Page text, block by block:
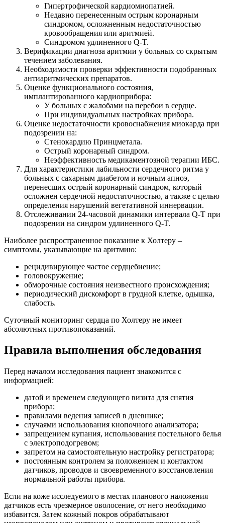
Гипертрофической кардиомиопатией.
Недавно перенесенным острым коронарным
синдромом, осложненным недостаточностью
кровообращения или аритмией.
Синдромом удлиненного Q-T.
Верификации диагноза аритмии у больных со скрытым
течением заболевания.
Необходимости проверки эффективности подобранных
антиаритмических препаратов.
Оценке функционального состояния,
имплантированного кардиоприбора:
У больных с жалобами на перебои в сердце.
При индивидуальных настройках прибора.
Оценке недостаточности кровоснабжения миокарда при
подозрении на:
Стенокардию Принцметала.
Острый коронарный синдром.
Неэффективность медикаментозной терапии ИБС.
Для характеристики лабильности сердечного ритма у
больных с сахарным диабетом и ночным апноэ,
перенесших острый коронарный синдром, который
осложнен сердечной недостаточностью, а также с целью
определения нарушений вегетативной иннервации.
Отслеживании 24-часовой динамики интервала Q-T при
подозрении на синдром удлиненного Q-T.
Наиболее распространенное показание к Холтеру –
симптомы, указывающие на аритмию:
рецидивирующее частое сердцебиение;
головокружение;
обморочные состояния неизвестного происхождения;
периодический дискомфорт в грудной клетке, одышка,
слабость.
Суточный мониторинг сердца по Холтеру не имеет
абсолютных противопоказаний.
Правила выполнения обследования
Перед началом исследования пациент знакомится с
информацией:
датой и временем следующего визита для снятия
прибора;
правилами ведения записей в дневнике;
случаями использования кнопочного анализатора;
запрещением купания, использования постельного белья
с электроподогревом;
запретом на самостоятельную настройку регистратора;
постоянным контролем за положением и контактом
датчиков, проводов и своевременного восстановления
нормальной работы прибора.
Если на коже исследуемого в местах планового наложения
датчиков есть чрезмерное оволосение, от него необходимо
избавится. Затем кожный покров обрабатывают